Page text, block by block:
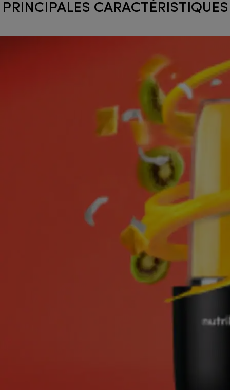
PRINCIPALES CARACTÉRISTIQUES